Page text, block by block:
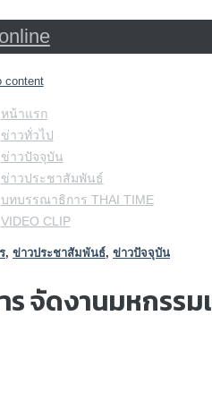
content
หน้าแรก
ข่าวทั่วไป
ข่าวปัจจุบัน
ข่าวประชาสัมพันธ์
บทบรรณาธิการ THAI TIME
VIDEO CLIP
, ข่าวประชาสัมพันธ์, ข่าวปัจจุบัน
ร จัดงานมหกรร